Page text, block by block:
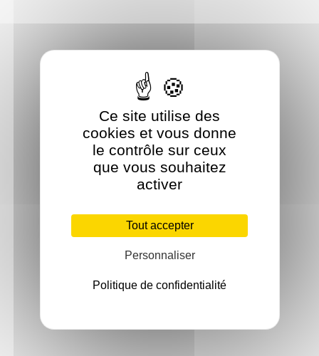
Ce site utilise des
cookies et vous donne
le contrôle sur ceux
que vous souhaitez
activer
Tout accepter
Personnaliser
Politique de confidentialité